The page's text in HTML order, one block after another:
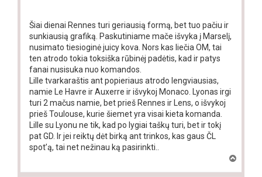
Šiai dienai Rennes turi geriausią formą, bet tuo pačiu ir
sunkiausią grafiką. Paskutiniame mače išvyka į Marselį,
nusimato tiesioginė juicy kova. Nors kas liečia OM, tai
ten atrodo tokia toksiška rūbinėj padėtis, kad ir patys
fanai nusisuka nuo komandos.
Lille tvarkaraštis ant popieriaus atrodo lengviausias,
namie Le Havre ir Auxerre ir išvykoj Monaco. Lyonas irgi
turi 2 mačus namie, bet prieš Rennes ir Lens, o išvykoj
prieš Toulouse, kurie šiemet yra visai kieta komanda.
Lille su Lyonu ne tik, kad po lygiai taškų turi, bet ir tokį
pat GD. Ir jei reiktų dėt birką ant trinkos, kas gaus ČL
spot’ą, tai net nežinau ką pasirinkti..